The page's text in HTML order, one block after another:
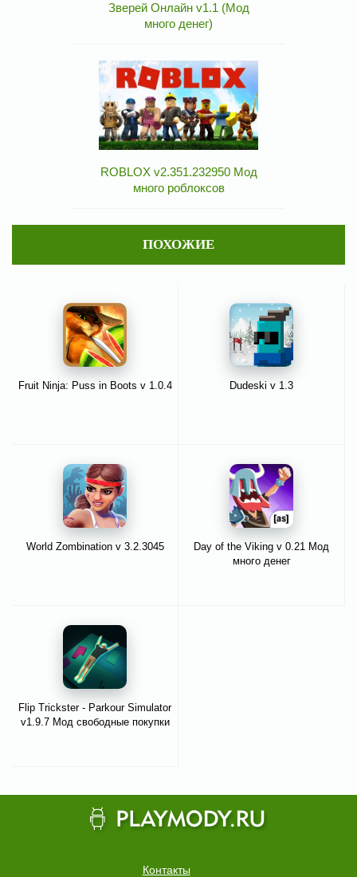
Зверей Онлайн v1.1 (Мод
много денег)
ROBLOX v2.351.232950 Мод
много роблоксов
ПОХОЖИЕ
Fruit Ninja: Puss in Boots v 1.0.4 Dudeski v 1.3
World Zombination v 3.2.3045
Day of the Viking v 0.21 Мод
много денег
Flip Trickster - Parkour Simulator
v1.9.7 Мод свободные покупки
Контакты